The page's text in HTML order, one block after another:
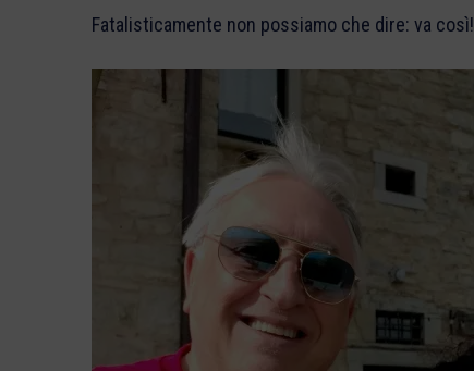
Fatalisticamente non possiamo che dire: va così!